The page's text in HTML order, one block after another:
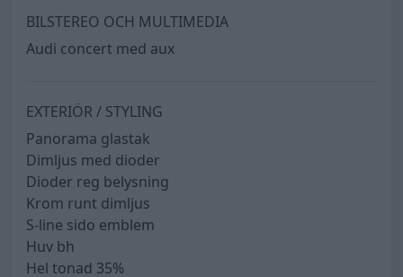
BILSTEREO OCH MULTIMEDIA
Audi concert med aux
EXTERIÖR / STYLING
Panorama glastak
Dimljus med dioder
Dioder reg belysning
Krom runt dimljus
S-line sido emblem
Huv bh
Hel tonad 35%